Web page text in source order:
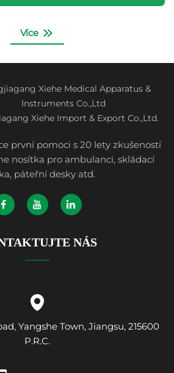
Více
Xiehe Medical Apparatus &
Instruments Co.,Ltd
Xiehe Import & Export Co.,Ltd.
první pomoci s 20 lety zkušeností
nosítka pro ambulanci, skládací
páteřní desky atd.
NÁS
Yangshe Town, Jiangsu, 215600
P.R.C.